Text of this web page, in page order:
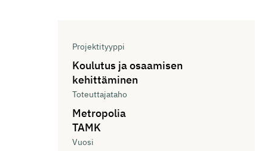
Tiedot
Projektityyppi
Koulutus ja osaamisen
kehittäminen
Toteuttajataho
Metropolia
TAMK
Vuosi